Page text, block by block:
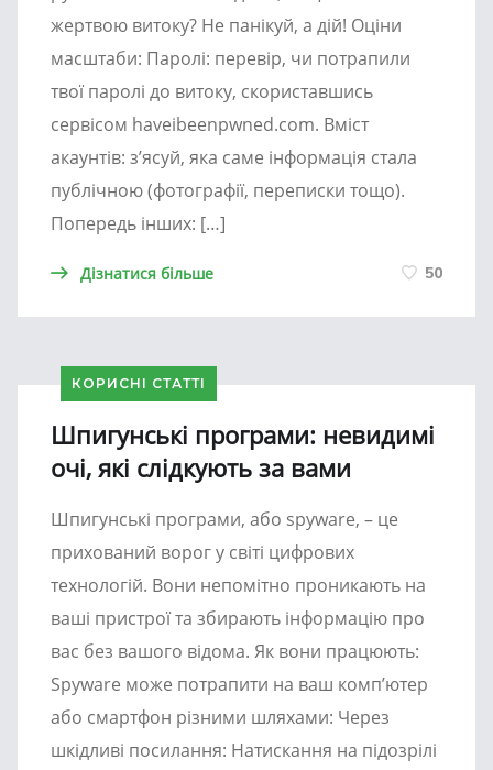
жертвою витоку? Не панікуй, а дій! Оціни
масштаби: Паролі: перевір, чи потрапили
твої паролі до витоку, скориставшись
сервісом haveibeenpwned.com. Вміст
акаунтів: з’ясуй, яка саме інформація стала
публічною (фотографії, переписки тощо).
Попередь інших: […]
Дізнатися більше 50
КОРИСНІ СТАТТІ
Шпигунські програми: невидимі
очі, які слідкують за вами
Шпигунські програми, або spyware, – це
прихований ворог у світі цифрових
технологій. Вони непомітно проникають на
ваші пристрої та збирають інформацію про
вас без вашого відома. Як вони працюють:
Spyware може потрапити на ваш комп’ютер
або смартфон різними шляхами: Через
шкідливі посилання: Натискання на підозрілі